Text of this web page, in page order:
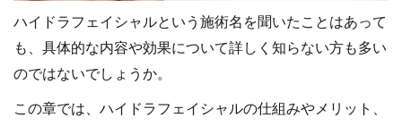
ハイドラフェイシャルという施術名を聞いたことはあって
も、具体的な内容や効果について詳しく知らない方も多い
のではないでしょうか。
この章では、ハイドラフェイシャルの仕組みやメリット、